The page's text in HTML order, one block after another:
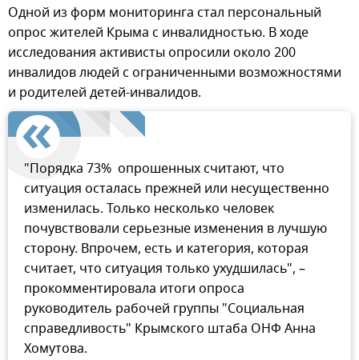
Одной из форм мониторинга стал персональный
опрос жителей Крыма с инвалидностью. В ходе
исследования активисты опросили около 200
инвалидов людей с ограниченными возможностями
и родителей детей-инвалидов.
"Порядка 73% опрошенных считают, что
ситуация осталась прежней или несущественно
изменилась. Только несколько человек
почувствовали серьезные изменения в лучшую
сторону. Впрочем, есть и категория, которая
считает, что ситуация только ухудшилась", –
прокомментировала итоги опроса
руководитель рабочей группы "Социальная
справедливость" Крымского штаба ОНФ Анна
Хомутова.